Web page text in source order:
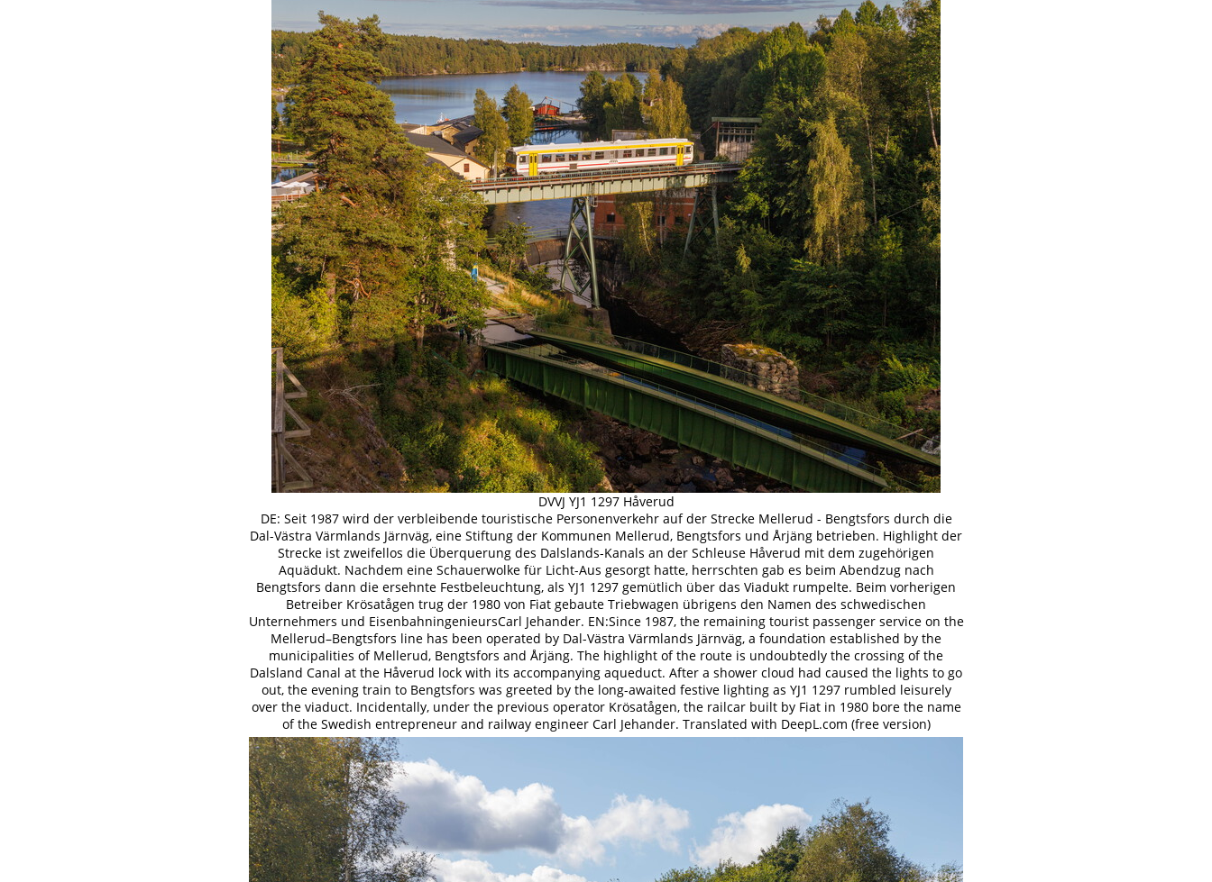
DVVJ YJ1 1297 Håverud
DE: Seit 1987 wird der verbleibende touristische Personenverkehr auf der Strecke Mellerud - Bengtsfors durch die
Dal-Västra Värmlands Järnväg, eine Stiftung der Kommunen Mellerud, Bengtsfors und Årjäng betrieben. Highlight der
Strecke ist zweifellos die Überquerung des Dalslands-Kanals an der Schleuse Håverud mit dem zugehörigen
Aquädukt. Nachdem eine Schauerwolke für Licht-Aus gesorgt hatte, herrschten gab es beim Abendzug nach
Bengtsfors dann die ersehnte Festbeleuchtung, als YJ1 1297 gemütlich über das Viadukt rumpelte. Beim vorherigen
Betreiber Krösatågen trug der 1980 von Fiat gebaute Triebwagen übrigens den Namen des schwedischen
Unternehmers und EisenbahningenieursCarl Jehander. EN:Since 1987, the remaining tourist passenger service on the
Mellerud–Bengtsfors line has been operated by Dal-Västra Värmlands Järnväg, a foundation established by the
municipalities of Mellerud, Bengtsfors and Årjäng. The highlight of the route is undoubtedly the crossing of the
Dalsland Canal at the Håverud lock with its accompanying aqueduct. After a shower cloud had caused the lights to go
out, the evening train to Bengtsfors was greeted by the long-awaited festive lighting as YJ1 1297 rumbled leisurely
over the viaduct. Incidentally, under the previous operator Krösatågen, the railcar built by Fiat in 1980 bore the name
of the Swedish entrepreneur and railway engineer Carl Jehander. Translated with DeepL.com (free version)